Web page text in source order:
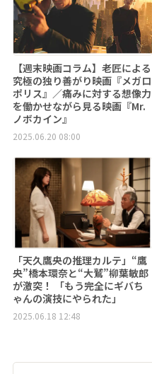
【週末映画コラム】老匠による
究極の独り善がり映画『メガロ
ポリス』／痛みに対する想像力
を働かせながら見る映画『Mr.
ノボカイン』
2025.06.20 08:00
「天久鷹央の推理カルテ」“鷹
央”橋本環奈と“大鷲”柳葉敏郎
が激突！ 「もう完全にギバち
ゃんの演技にやられた」
2025.06.18 12:48